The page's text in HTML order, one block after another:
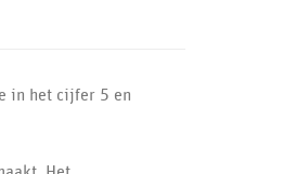
in het cijfer 5 en